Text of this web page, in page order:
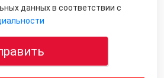
данных в соответствии с